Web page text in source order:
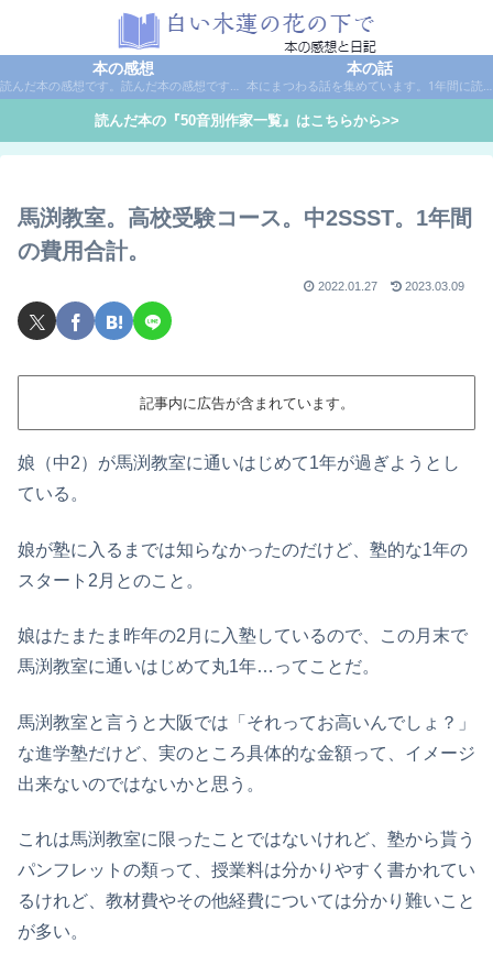
本の感想
読んだ本の感想です。読んだ本の感想です。本は作家名で50音別に分類しています。
本の話
本にまつわる話を集めています。1年間に読んだ本の総括や、本に関する話題など。
読んだ本の『50音別作家一覧』はこちらから>>
馬渕教室。高校受験コース。中2SSST。1年間
の費用合計。
2022.01.27 2023.03.09
記事内に広告が含まれています。
娘（中2）が馬渕教室に通いはじめて1年が過ぎようとし
ている。
娘が塾に入るまでは知らなかったのだけど、塾的な1年の
スタート2月とのこと。
娘はたまたま昨年の2月に入塾しているので、この月末で
馬渕教室に通いはじめて丸1年…ってことだ。
馬渕教室と言うと大阪では「それってお高いんでしょ？」
な進学塾だけど、実のところ具体的な金額って、イメージ
出来ないのではないかと思う。
これは馬渕教室に限ったことではないけれど、塾から貰う
パンフレットの類って、授業料は分かりやすく書かれてい
るけれど、教材費やその他経費については分かり難いこと
が多い。